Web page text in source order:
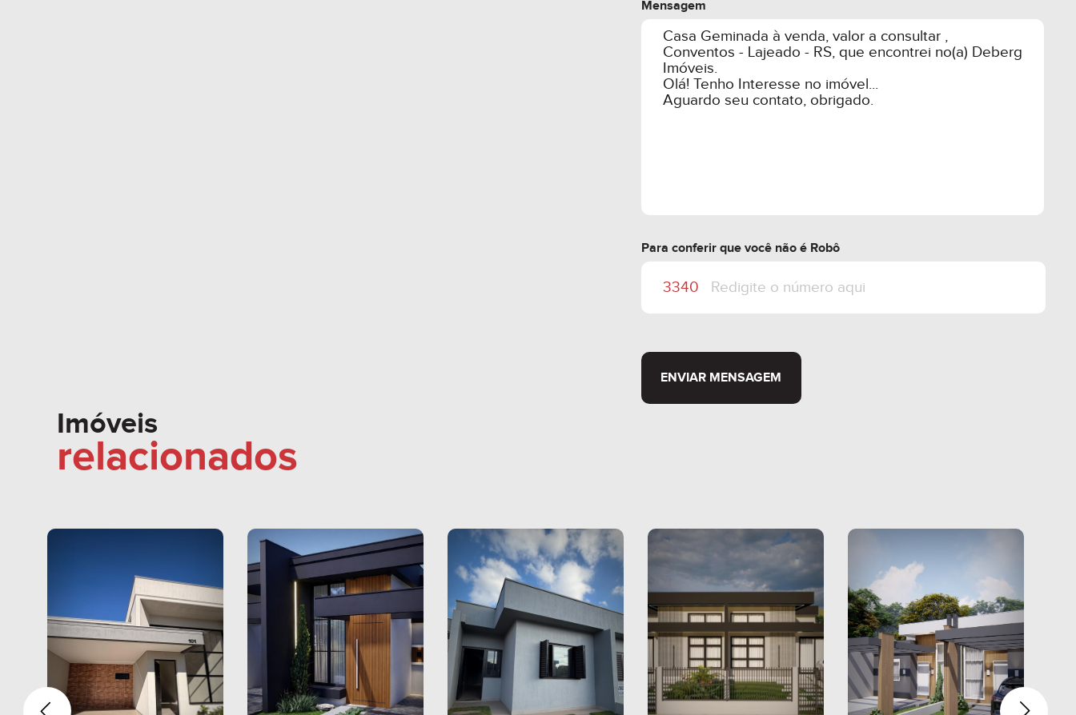
Mensagem
Para conferir que você não é Robô
ENVIAR MENSAGEM
Imóveis
relacionados